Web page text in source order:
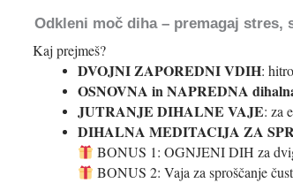
Odkleni moč diha – premagaj
Kaj prejmeš?
DVOJNI ZAPOREDNI VDIH:
OSNOVNA in NAPREDNA
JUTRANJE DIHALNE VAJE: za
DIHALNA MEDITACIJA ZA
BONUS 1: OGNJENI DIH za
BONUS 2: Vaja za sproščanje